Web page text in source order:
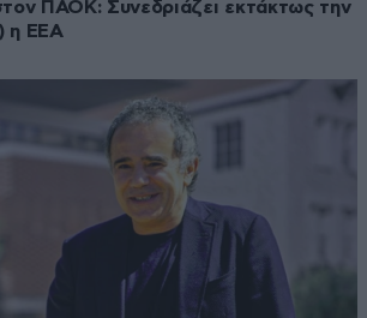
ΠΑΟΚ: Συνεδριάζει εκτάκτως την
η ΕΕΑ